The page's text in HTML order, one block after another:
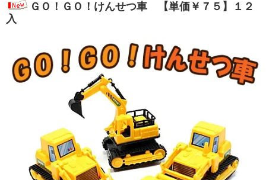
ＧＯ！ＧＯ！けんせつ車 【単価￥７５】１２
入